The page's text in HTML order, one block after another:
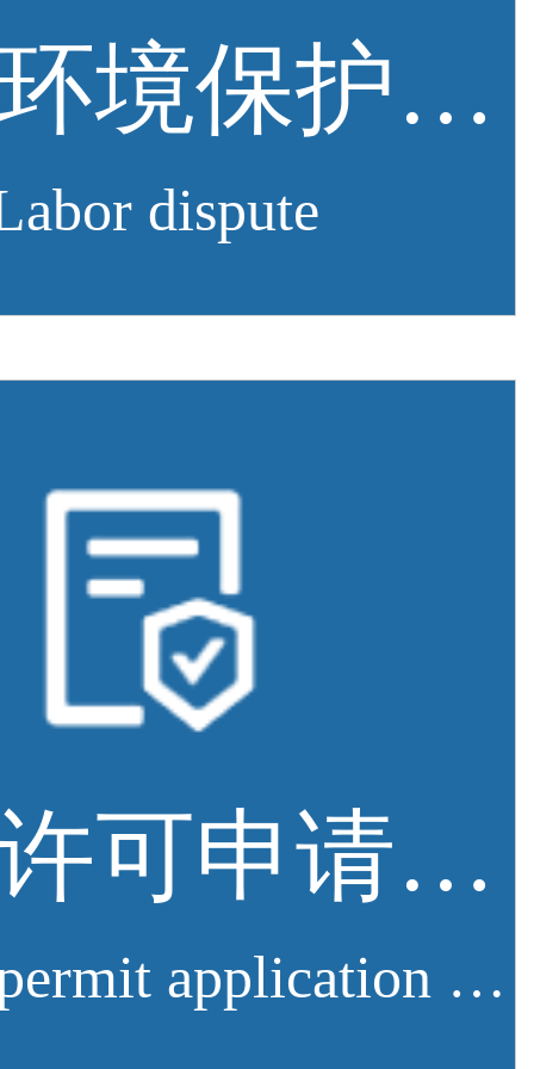
竣工环境保护验收
dispute
排污许可申请服务
Sewage permit application service